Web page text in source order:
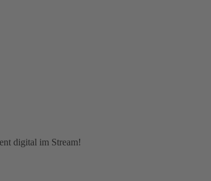
digital im Stream!